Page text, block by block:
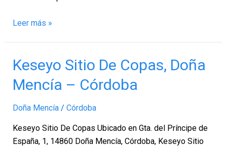
Leer más »
Keseyo Sitio De Copas, Doña
Mencía – Córdoba
Doña Mencía/ Córdoba
Keseyo Sitio De Copas Ubicado en Gta. del Príncipe de
España, 1, 14860 Doña Mencía, Córdoba, Keseyo Sitio
Keseyo
De
Doña
Mencía
–